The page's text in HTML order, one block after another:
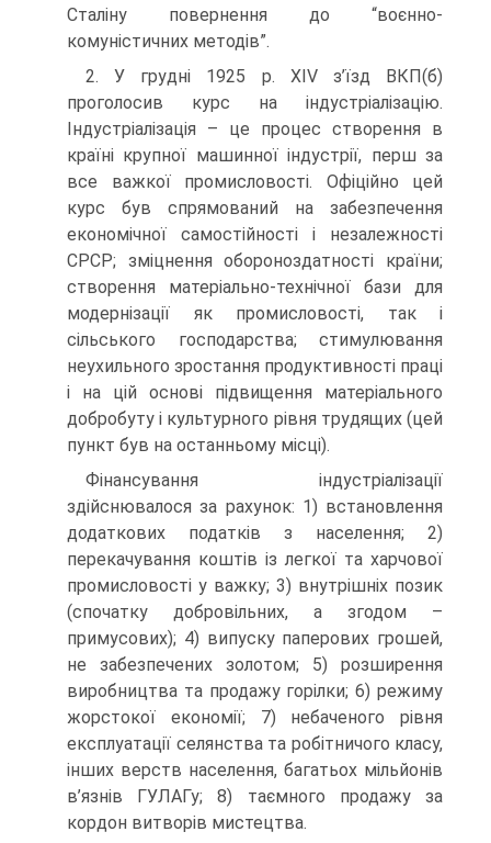
Сталіну повернення до “воєнно-
комуністичних методів”.
2. У грудні 1925 р. XIV з’їзд ВКП(б)
проголосив курс на індустріалізацію.
Індустріалізація – це процес створення в
країні крупної машинної індустрії, перш за
все важкої промисловості. Офіційно цей
курс був спрямований на забезпечення
економічної самостійності і незалежності
СРСР; зміцнення обороноздатності країни;
створення матеріально-технічної бази для
модернізації як промисловості, так і
сільського господарства; стимулювання
неухильного зростання продуктивності праці
і на цій основі підвищення матеріального
добробуту і культурного рівня трудящих (цей
пункт був на останньому місці).
Фінансування індустріалізації
здійснювалося за рахунок: 1) встановлення
додаткових податків з населення; 2)
перекачування коштів із легкої та харчової
промисловості у важку; 3) внутрішніх позик
(спочатку добровільних, а згодом –
примусових); 4) випуску паперових грошей,
не забезпечених золотом; 5) розширення
виробництва та продажу горілки; 6) режиму
жорстокої економії; 7) небаченого рівня
експлуатації селянства та робітничого класу,
інших верств населення, багатьох мільйонів
в’язнів ГУЛАГу; 8) таємного продажу за
кордон витворів мистецтва.